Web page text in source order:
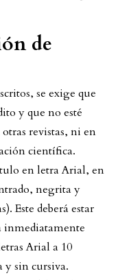
de
se exige que
y que no esté
revistas, ni en
científica.
en letra Arial, en
negrita y
Este deberá estar
inmediatamente
Arial a 10
y sin cursiva.